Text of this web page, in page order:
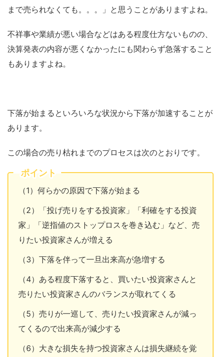
まで売られなくても。。。」と思うことがありますよね。
不祥事や業績が悪い場合などはある程度仕方ないものの、
決算発表の内容が悪くなかったにも関わらず急落すること
もありますよね。
下落が始まるといろいろな状況から下落が加速することが
あります。
この場合の売り枯れまでのプロセスは次のとおりです。
ポイント
（1）何らかの原因で下落が始まる
（2）「投げ売りをする投資家」「利確をする投資
家」「逆指値のストップロスを巻き込む」など、売
りたい投資家さんが増える
（3）下落を伴って一旦出来高が急増する
（4）ある程度下落すると、買いたい投資家さんと
売りたい投資家さんのバランスが取れてくる
（5）売りが一巡して、売りたい投資家さんが減っ
てくるので出来高が減少する
（6）大きな損失を持つ投資家さんは損失継続を覚